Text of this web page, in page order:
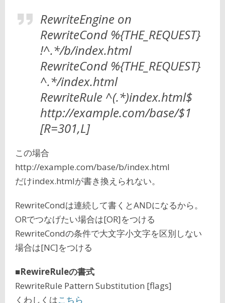
RewriteEngine on
RewriteCond %{THE_REQUEST}
!^.*/b/index.html
RewriteCond %{THE_REQUEST}
^.*/index.html
RewriteRule ^(.*)index.html$
http://example.com/base/$1
[R=301,L]
この場合
http://example.com/base/b/index.html
だけindex.htmlが書き換えられない。
RewriteCondは連続して書くとANDになるから。
ORでつなげたい場合は[OR]をつける
RewriteCondの条件で大文字小文字を区別しない
場合は[NC]をつける
■RewireRuleの書式
RewriteRule Pattern Substitution [flags]
くわしくはこちら